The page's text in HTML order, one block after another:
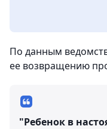
По данным
ее возвращению
"Ребенок в